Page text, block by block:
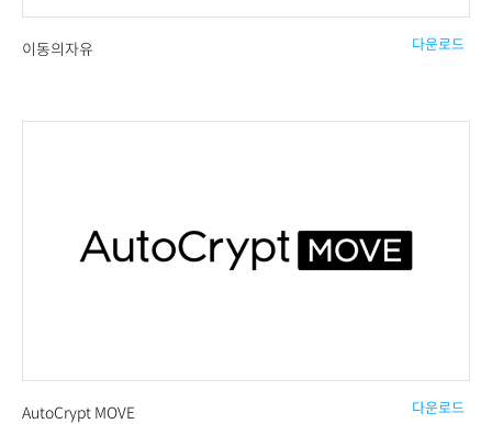
이동의자유 다운로드
AutoCrypt MOVE 다운로드